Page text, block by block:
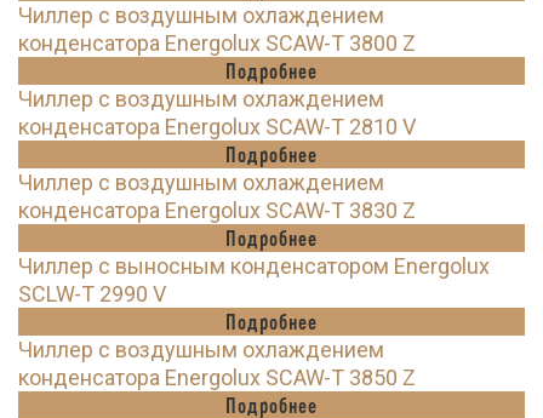
Чиллер с воздушным охлаждением
конденсатора Energolux SCAW-T 3800 Z
Подробнее
Чиллер с воздушным охлаждением
конденсатора Energolux SCAW-T 2810 V
Подробнее
Чиллер с воздушным охлаждением
конденсатора Energolux SCAW-T 3830 Z
Подробнее
Чиллер с выносным конденсатором Energolux
SCLW-T 2990 V
Подробнее
Чиллер с воздушным охлаждением
конденсатора Energolux SCAW-T 3850 Z
Подробнее